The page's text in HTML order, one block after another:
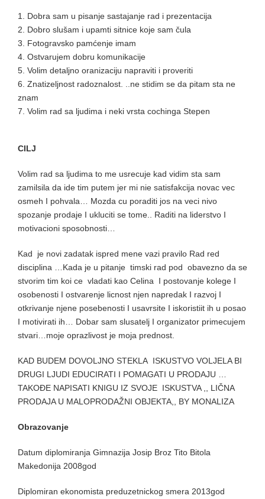
1. Dobra sam u pisanje sastajanje rad i prezentacija
2. Dobro slušam i upamti sitnice koje sam čula
3. Fotogravsko pamćenje imam
4. Ostvarujem dobru komunikacije
5. Volim detaljno oranizaciju napraviti i proveriti
6. Znatizeljnost radoznalost. ..ne stidim se da pitam sta ne
znam
7. Volim rad sa ljudima i neki vrsta cochinga Stepen
CILJ
Volim rad sa ljudima to me usrecuje kad vidim sta sam
zamilsila da ide tim putem jer mi nie satisfakcija novac vec
osmeh I pohvala… Mozda cu poraditi jos na veci nivo
spozanje prodaje I ukluciti se tome.. Raditi na liderstvo I
motivacioni sposobnosti…
Kad je novi zadatak ispred mene vazi pravilo Rad red
disciplina …Kada je u pitanje timski rad pod obavezno da se
stvorim tim koi ce vladati kao Celina I postovanje kolege I
osobenosti I ostvarenje licnost njen napredak I razvoj I
otkrivanje njene posebenosti I usavrsite I iskoristiit ih u posao
I motivirati ih… Dobar sam slusatelj I organizator primecujem
stvari…moje oprazlivost je moja prednost.
KAD BUDEM DOVOLJNO STEKLA ISKUSTVO VOLJELA BI
DRUGI LJUDI EDUCIRATI I POMAGATI U PRODAJU …
TAKOĐE NAPISATI KNIGU IZ SVOJE ISKUSTVA ,, LIČNA
PRODAJA U MALOPRODAŽNI OBJEKTA,, BY MONALIZA
Obrazovanje
Datum diplomiranja Gimnazija Josip Broz Tito Bitola
Makedonija 2008god
Diplomiran ekonomista preduzetnickog smera 2013god